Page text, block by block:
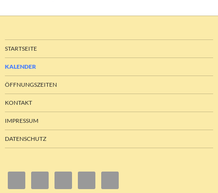
STARTSEITE
KALENDER
ÖFFNUNGSZEITEN
KONTAKT
IMPRESSUM
DATENSCHUTZ